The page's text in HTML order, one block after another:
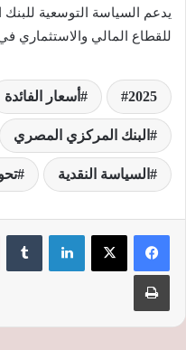
يدعم السياسة التوسعية للبنك
للقطاع المالي والاستثماري في
2025 أسعار الفائدة
البنك المركزي المصري
السياسة النقدية
لينكدإن